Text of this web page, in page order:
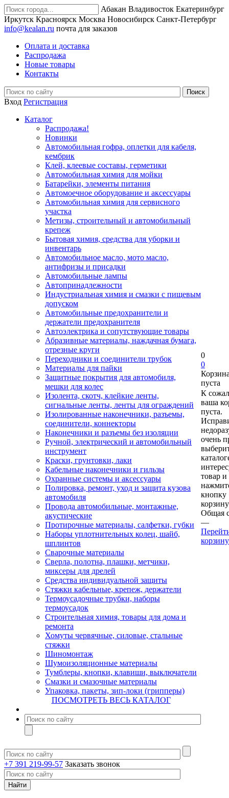
Абакан Владивосток Екатеринбург
Иркутск Красноярск Москва Новосибирск Санкт-Петербург
info@kealan.ru почта для заказов
Оплата и доставка
Распродажа
Новые товары
Контакты
Вход Регистрация
Каталог
Распродажа!
Новинки
Автомобильная гофра, оплетки для кабеля,
кембрик
Клей, клеевые составы, герметики
Автомобильная химия для мойки
Батарейки, элементы питания
Автомоечное оборудование и аксессуары
Автомобильная химия для сервисного
участка
Метизы, строительный и автомобильный
крепеж
Бытовая химия, средства для уборки и
инвентарь
Автомобильное масло, мото масло,
антифризы и присадки
Автомобильные лампы
Автопринадлежности
Индустриальная химия и смазки с пищевым
допуском
Автомобильные предохранители и
держатели предохранителя
Автоэлектрика и сопутствующие товары
Абразивные материалы, наждачная бумага,
отрезные круги
Переходники и соединители трубок
Материалы для пайки
Защитные покрытия для автомобиля,
мешки для колес
Изолента, скотч, клейкие ленты,
сигнальные ленты, ленты для ограждений
Изолированные наконечники, разъемы,
соединители, коннекторы
Наконечники и разъемы без изоляции
Ручной, электрический и автомобильный
инструмент
Краски, грунтовки, лаки
Кабельные наконечники и гильзы
Охранные системы и аксессуары
Полировка, ремонт, уход и защита кузова
автомобиля
Провода автомобильные, монтажные,
акустические
Протирочные материалы, салфетки, губки
Наборы уплотнительных колец, шайб,
шплинтов
Сварочные материалы
Сверла, полотна, плашки, метчики,
миксеры для дрелей
Средства индивидуальной защиты
Стяжки кабельные, крепеж, держатели
Термоусадочные трубки, наборы
термоусадок
Строительная химия, товары для дома и
ремонта
Хомуты червячные, силовые, стальные
стяжки
Шиномонтаж
Шумоизоляционные материалы
Тумблеры, кнопки, клавиши, выключатели
Смазки и смазочные материалы
Упаковка, пакеты, зип-локи (грипперы)
ПОСМОТРЕТЬ ВЕСЬ КАТАЛОГ
+7 391 219-99-57 Заказать звонок
0
0
пуста
К
ваша
пуста.
очень
товар и
кнопку
Общая
—
корзину